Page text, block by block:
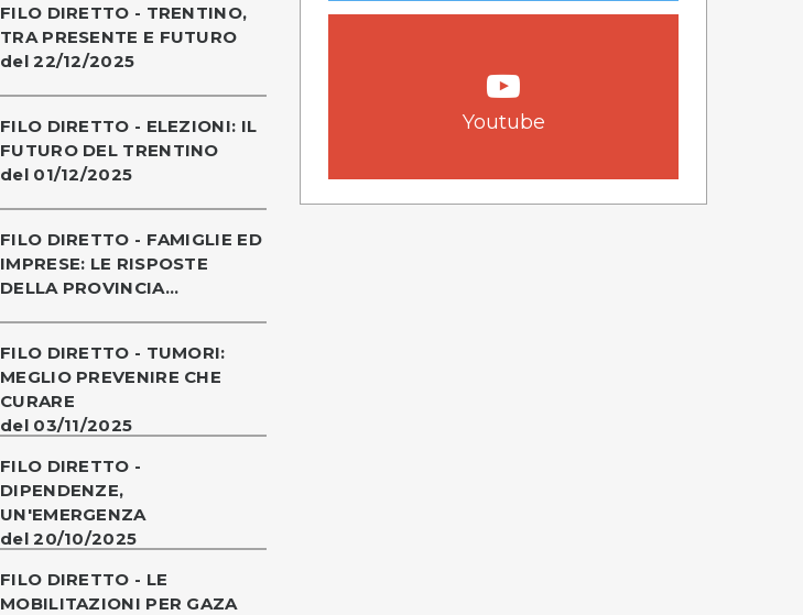
FILO DIRETTO - TRENTINO,
TRA PRESENTE E FUTURO
del 22/12/2025
FILO DIRETTO - ELEZIONI: IL
FUTURO DEL TRENTINO
del 01/12/2025
FILO DIRETTO - FAMIGLIE ED
IMPRESE: LE RISPOSTE
DELLA PROVINCIA...
FILO DIRETTO - TUMORI:
MEGLIO PREVENIRE CHE
CURARE
del 03/11/2025
FILO DIRETTO -
DIPENDENZE,
UN'EMERGENZA
del 20/10/2025
FILO DIRETTO - LE
MOBILITAZIONI PER GAZA
Youtube